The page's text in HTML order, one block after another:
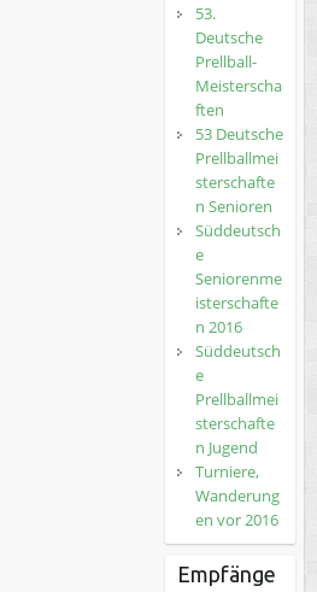
53.
Deutsche
Prellball-
Meisterscha
ften
53 Deutsche
Prellballmei
sterschafte
n Senioren
Süddeutsch
e
Seniorenme
isterschafte
n 2016
Süddeutsch
e
Prellballmei
sterschafte
n Jugend
Turniere,
Wanderung
en vor 2016
Empfänge